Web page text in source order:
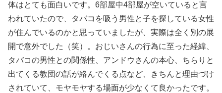
体はとても面白いです。6部屋中4部屋が空いていると言
われていたので、タバコを吸う男性と子を探している女性
が住んでいるのかと思っていましたが、実際は全く別の展
開で意外でした（笑）。おじいさんの行為に至った経緯、
タバコの男性との関係性、アンドウさんの本心、ちらりと
出てくる教団の話が絡んでくる点など、きちんと理由づけ
されていて、モヤモヤする場面が少なくて良かったです。